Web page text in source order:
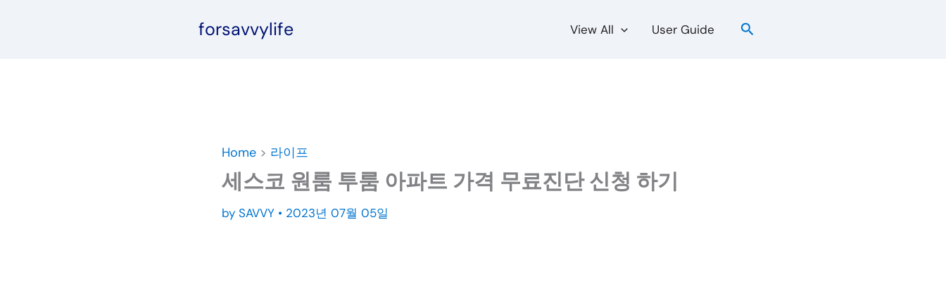
forsavvylife View All User Guide
검
Home> 라이프
세스코 원룸 투룸 아파트 가격 무료진단 신청 하기
by SAVVY • 2023년 07월 05일